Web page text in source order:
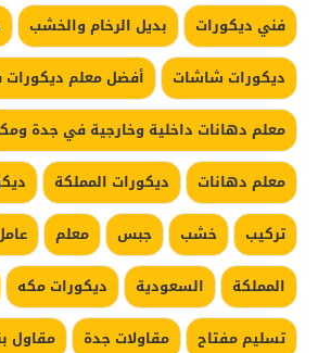
فني ديكورات
بديل الرخام والخشب
ديكورات شاشات
أفضل معلم
معلم دهانات داخلية وخارجية في جدة
معلم دهانات
ديكورات المملكة
تركيب
خشب جبس معلم
المملكة
السعودية ديكورات مكه
تسليم مفتاح
مقاولات جدة
مقاول